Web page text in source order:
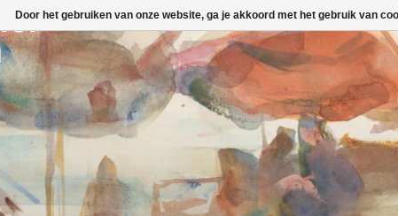
Door het gebruiken van onze website, ga je akkoord met het gebruik van